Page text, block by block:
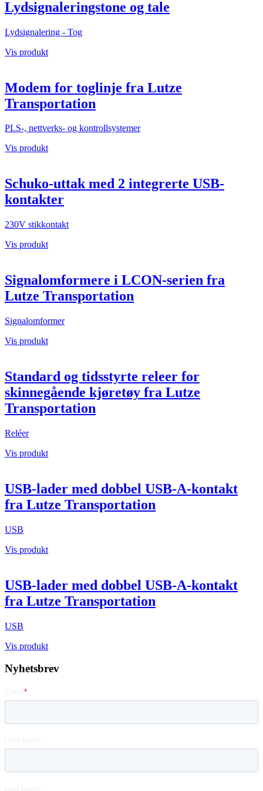
Lydsignaleringstone og tale
Lydsignalering - Tog
Vis produkt
Modem for toglinje fra Lutze
Transportation
PLS-, nettverks- og kontrollsystemer
Vis produkt
Schuko-uttak med 2 integrerte USB-
kontakter
230V stikkontakt
Vis produkt
Signalomformere i LCON-serien fra
Lutze Transportation
Signalomformer
Vis produkt
Standard og tidsstyrte releer for
skinnegående kjøretøy fra Lutze
Transportation
Reléer
Vis produkt
USB-lader med dobbel USB-A-kontakt
fra Lutze Transportation
USB
Vis produkt
USB-lader med dobbel USB-A-kontakt
fra Lutze Transportation
USB
Vis produkt
Nyhetsbrev